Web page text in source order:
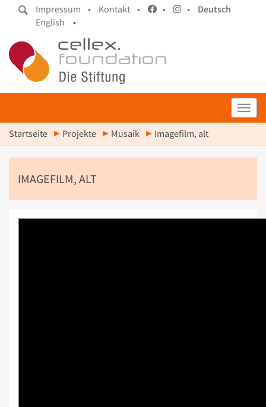
Impressum • Kontakt • • •
Deutsch
English
•
Startseite Projekte Musaik Imagefilm, alt
IMAGEFILM, ALT